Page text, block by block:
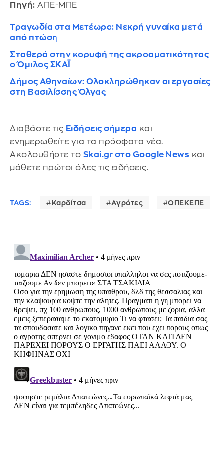
Πηγή: ΑΠΕ-ΜΠΕ
Τραγωδία στα Μετέωρα: Νεκρή γυναίκα μετά
από πτώση
Σταθερά στην κορυφή της ακροαματικότητας
ο Όμιλος ΣΚΑΪ
Δήμος Αθηναίων: Ολοκληρώθηκαν οι εργασίες
στη Βασιλίσσης Όλγας
Διαβάστε τις Ειδήσεις σήμερα και
ενημερωθείτε για τα πρόσφατα νέα.
Ακολουθήστε το Skai.gr στο Google News και
μάθετε πρώτοι όλες τις ειδήσεις.
TAGS: Καρδίτσα Αγρότες ΟΠΕΚΕΠΕ